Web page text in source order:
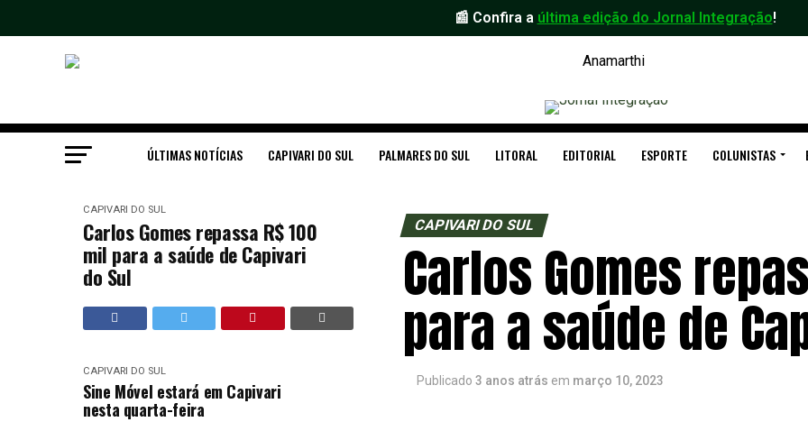
📰 Confira a última edição do Jornal Integração!
ÚLTIMAS NOTÍCIAS CAPIVARI DO SUL PALMARES DO SUL LITORAL EDITORIAL ESPORTE COLUNISTAS
CAPIVARI DO SUL
Carlos Gomes repassa R$ 100
mil para a saúde de Capivari
do Sul
CAPIVARI DO SUL
Sine Móvel estará em Capivari
nesta quarta-feira
CAPIVARI DO SUL
Carlos Gomes
para a saúde de
Publicado 3 anos atrás em março 10, 2023